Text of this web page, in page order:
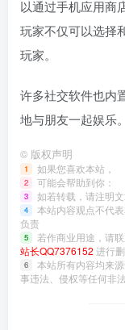
以通过手机应用商
玩家不仅可以选择
玩家。
许多社交软件也内
地与朋友一起娱乐。
© 版权声明
1 如果您喜欢本站，
2 可能会帮助到你：
3 如若转载，请注明文
4
本站内容观点不代
负责
5 若作商业用途，请
站长QQ7376152 进行
6
本站所有内容均来
事违法、侵权等任何非